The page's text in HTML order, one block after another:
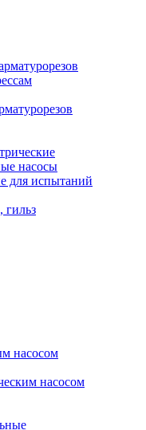
насосы
для испытаний
гильз
насосом
насосом